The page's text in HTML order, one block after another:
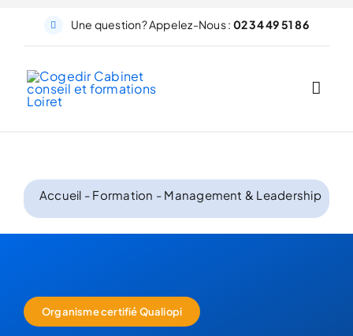
Une question? Appelez-Nous : 02 34 49 51 86
Accueil - Formation - Management & Leadership
Organisme certifié Qualiopi